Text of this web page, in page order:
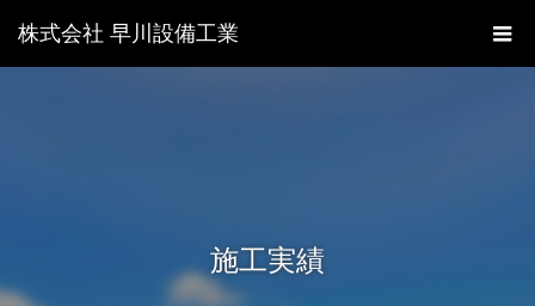
株式会社 早川設備工業
施工実績